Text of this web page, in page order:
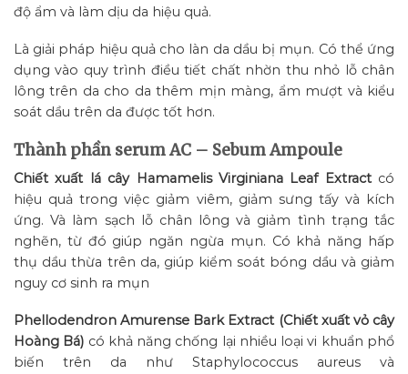
độ ẩm và làm dịu da hiệu quả.
Là giải pháp hiệu quả cho làn da dầu bị mụn. Có thể ứng
dụng vào quy trình điều tiết chất nhờn thu nhỏ lỗ chân
lông trên da cho da thêm mịn màng, ẩm mượt và kiểu
soát dầu trên da được tốt hơn.
Thành phần serum AC – Sebum Ampoule
Chiết xuất lá cây Hamamelis Virginiana Leaf Extractcó
hiệu quả trong việc giảm viêm, giảm sưng tấy và kích
ứng. Và làm sạch lỗ chân lông và giảm tình trạng tắc
nghẽn, từ đó giúp ngăn ngừa mụn. Có khả năng hấp
thụ dầu thừa trên da, giúp kiểm soát bóng dầu và giảm
nguy cơ sinh ra mụn
Phellodendron Amurense Bark Extract (Chiết xuất vỏ cây
Hoàng Bá) có khả năng chống lại nhiều loại vi khuẩn phổ
biến trên da như Staphylococcus aureus và